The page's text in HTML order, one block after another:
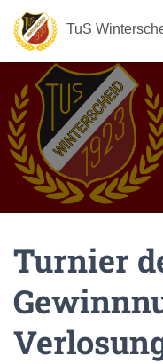
TuS
Turnier